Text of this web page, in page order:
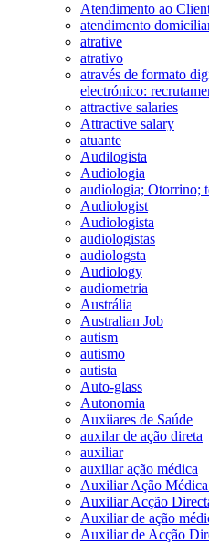
Atendimento ao
atendimento
atrative
atrativo
através de formato
electrónico:
attractive salaries
Attractive salary
atuante
Audilogista
Audiologia
audiologia; Otorrino;
Audiologist
Audiologista
audiologistas
audiologsta
Audiology
audiometria
Austrália
Australian Job
autism
autismo
autista
Auto-glass
Autonomia
Auxiiares de Saúde
auxilar de ação direta
auxiliar
auxiliar ação médica
Auxiliar Ação
Auxiliar Acção
Auxiliar de ação
Auxiliar de Acção